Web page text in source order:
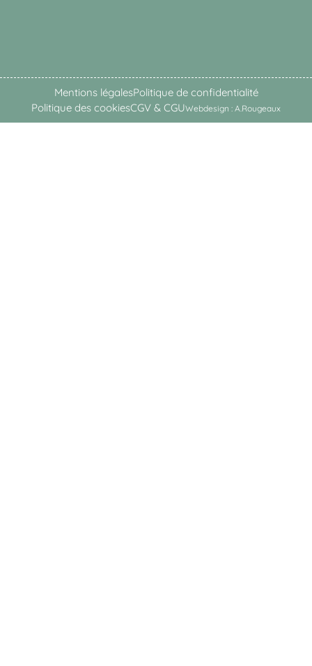
Mentions légalesPolitique de confidentialité
Politique des cookiesCGV & CGUWebdesign : A.Rougeaux